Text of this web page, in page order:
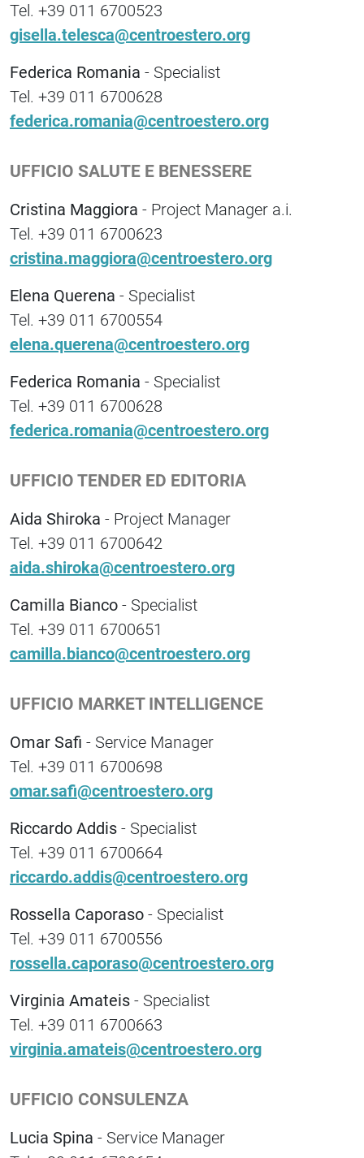
Tel. +39 011 6700523
gisella.telesca@centroestero.org
Federica Romania - Specialist
Tel. +39 011 6700628
federica.romania@centroestero.org
UFFICIO SALUTE E BENESSERE
Cristina Maggiora - Project Manager a.i.
Tel. +39 011 6700623
cristina.maggiora@centroestero.org
Elena Querena - Specialist
Tel. +39 011 6700554
elena.querena@centroestero.org
Federica Romania - Specialist
Tel. +39 011 6700628
federica.romania@centroestero.org
UFFICIO TENDER ED EDITORIA
Aida Shiroka - Project Manager
Tel. +39 011 6700642
aida.shiroka@centroestero.org
Camilla Bianco - Specialist
Tel. +39 011 6700651
camilla.bianco@centroestero.org
UFFICIO MARKET INTELLIGENCE
Omar Safi - Service Manager
Tel. +39 011 6700698
omar.safi@centroestero.org
Riccardo Addis - Specialist
Tel. +39 011 6700664
riccardo.addis@centroestero.org
Rossella Caporaso - Specialist
Tel. +39 011 6700556
rossella.caporaso@centroestero.org
Virginia Amateis - Specialist
Tel. +39 011 6700663
virginia.amateis@centroestero.org
UFFICIO CONSULENZA
Lucia Spina - Service Manager